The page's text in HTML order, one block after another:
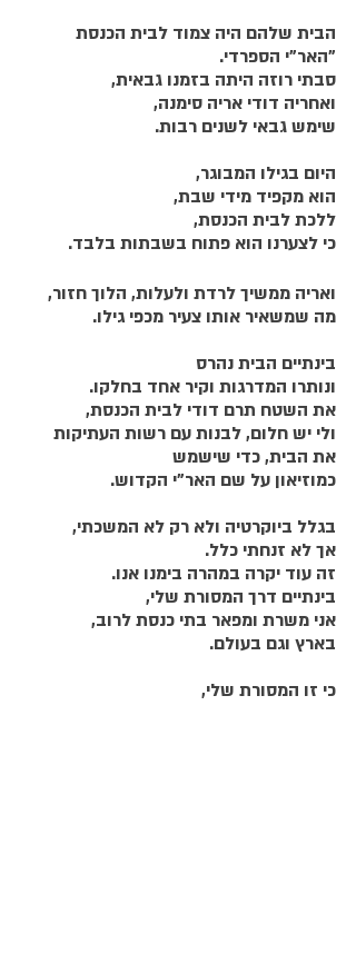
הבית שלהם היה צמוד לבית הכנסת
"האר"י הספרדי.
סבתי רוזה היתה בזמנו גבאית,
ואחריה דודי אריה סימנה,
שימש גבאי לשנים רבות.
היום בגילו המבוגר,
הוא מקפיד מידי שבת,
ללכת לבית הכנסת,
כי לצערנו הוא פתוח בשבתות בלבד.
ואריה ממשיך לרדת ולעלות, הלוך חזור,
מה שמשאיר אותו צעיר מכפי גילו.
בינתיים הבית נהרס
ונותרו המדרגות וקיר אחד בחלקו.
את השטח תרם דודי לבית הכנסת,
ולי יש חלום, לבנות עם רשות העתיקות
את הבית, כדי שישמש
כמוזיאון על שם האר"י הקדוש.
בגלל ביוקרטיה ולא רק לא המשכתי,
אך לא זנחתי כלל.
זה עוד יקרה במהרה בימנו אנו.
בינתיים דרך המסורת שלי,
אני משרת ומפאר בתי כנסת לרוב,
בארץ וגם בעולם.
כי זו המסורת שלי,